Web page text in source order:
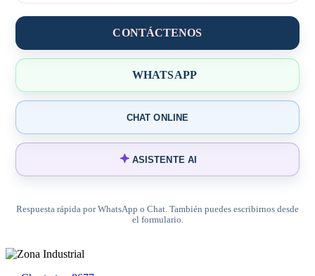
CONTÁCTENOS
WHATSAPP
CHAT ONLINE
ASISTENTE AI
Respuesta rápida por WhatsApp o Chat. También puedes escribirnos desde
el formulario.